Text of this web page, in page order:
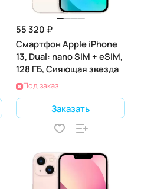
55 320 ₽
Смартфон Apple iPhone
13, Dual: nano SIM + eSIM,
128 ГБ, Сияющая звезда
Под заказ
Заказать